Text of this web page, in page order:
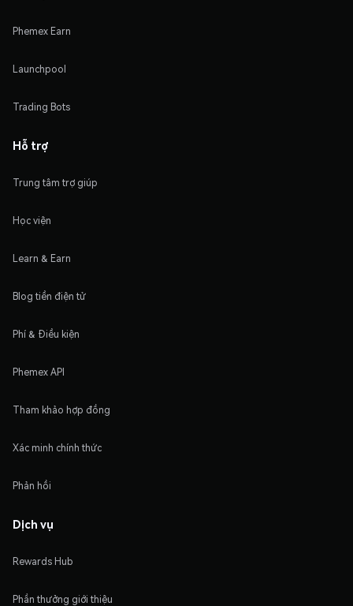
Phemex Earn
Launchpool
Trading Bots
Hỗ trợ
Trung tâm trợ giúp
Học viện
Learn & Earn
Blog tiền điện tử
Phí & Điều kiện
Phemex API
Tham khảo hợp đồng
Xác minh chính thức
Phản hồi
Dịch vụ
Rewards Hub
Phần thưởng giới thiệu